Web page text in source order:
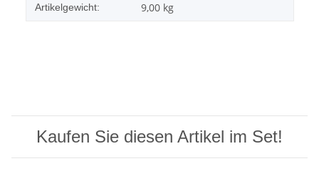
Artikelgewicht: 9,00 kg
Kaufen Sie diesen Artikel im Set!